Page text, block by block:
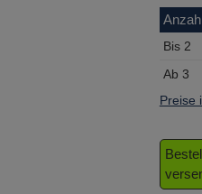
Bis 2
Ab 3
Preise